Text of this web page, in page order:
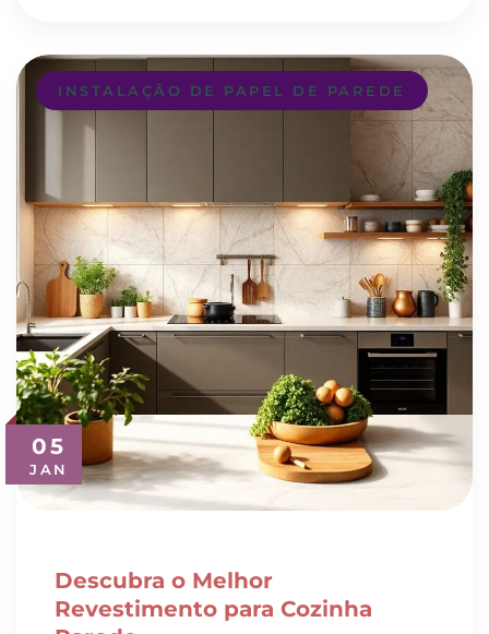
05
JAN
INSTALAÇÃO DE PAPEL DE PAREDE
Descubra o Melhor
Revestimento para Cozinha